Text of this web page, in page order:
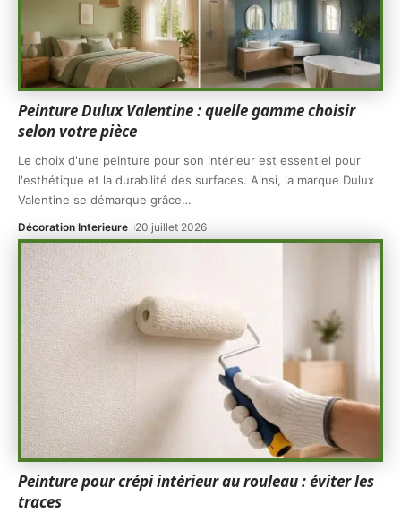
Peinture Dulux Valentine : quelle gamme choisir
selon votre pièce
Le choix d'une peinture pour son intérieur est essentiel pour
l'esthétique et la durabilité des surfaces. Ainsi, la marque Dulux
Valentine se démarque grâce…
Décoration Interieure 20 juillet 2026
Peinture pour crépi intérieur au rouleau : éviter les
traces